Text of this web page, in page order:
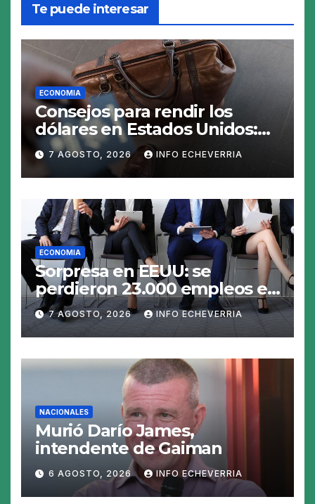
Te puede interesar
ECONOMIA
Consejos para rendir los
dólares en Estados Unidos:
claves para no gastar de más
en el viaje
7 AGOSTO, 2026 INFO ECHEVERRIA
ECONOMIA
Sorpresa en EEUU: se
perdieron 23.000 empleos en
julio y el mercado recalcula
las perspectivas para las
tasas
7 AGOSTO, 2026 INFO ECHEVERRIA
NACIONALES
Murió Darío James,
intendente de Gaiman
6 AGOSTO, 2026 INFO ECHEVERRIA